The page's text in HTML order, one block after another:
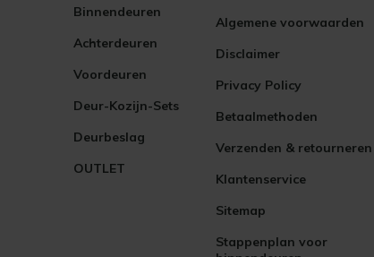
Binnendeuren
Achterdeuren
Voordeuren
Deur-Kozijn-Sets
Deurbeslag
OUTLET
Algemene voorwaarden
Disclaimer
Privacy Policy
Betaalmethoden
Verzenden & retourneren
Klantenservice
Sitemap
Stappenplan voor